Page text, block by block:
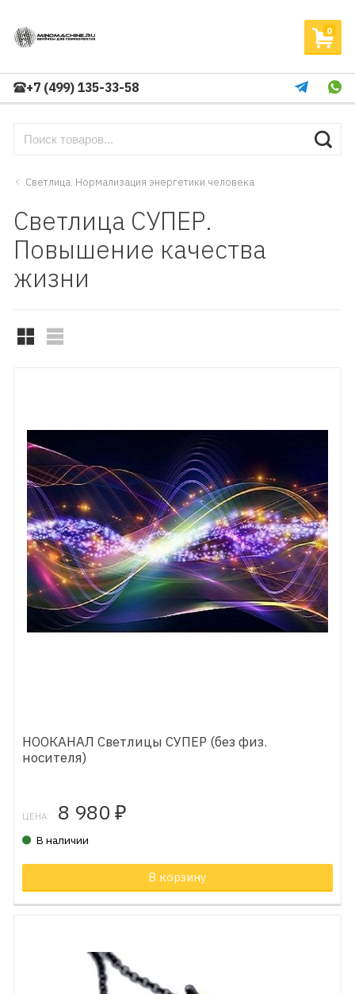
0
+7 (499) 135-33-58
Светлица. Нормализация энергетики человека
Светлица СУПЕР.
Повышение качества
жизни
НООКАНАЛ Светлицы СУПЕР (без физ.
носителя)
ЦЕНА: 8 980 ₽
В наличии
В корзину